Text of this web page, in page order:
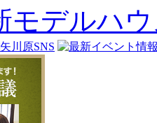
モデルハ